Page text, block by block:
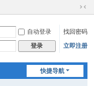
切
到
窄
自动登录
找回密码
登录 立即注册
快捷导航